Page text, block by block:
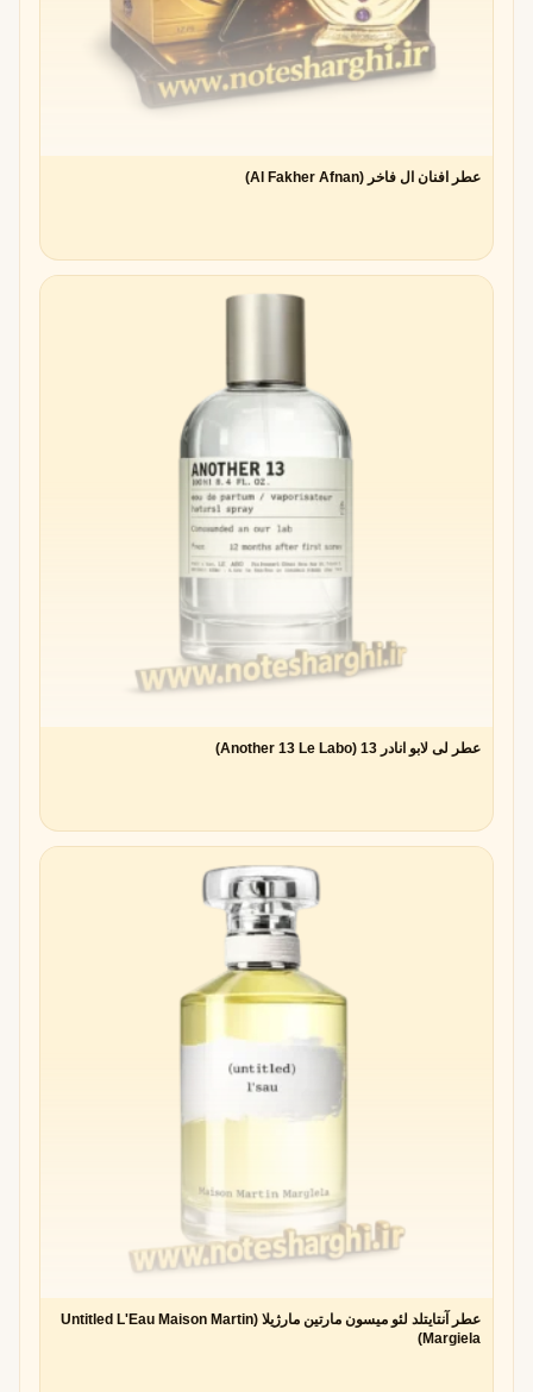
عطر افنان ال فاخر (Al Fakher Afnan)
عطر لی لابو انادر 13 (Another 13 Le Labo)
عطر آنتایتلد لئو میسون مارتین مارژیلا (Untitled L'Eau Maison Martin
Margiela)